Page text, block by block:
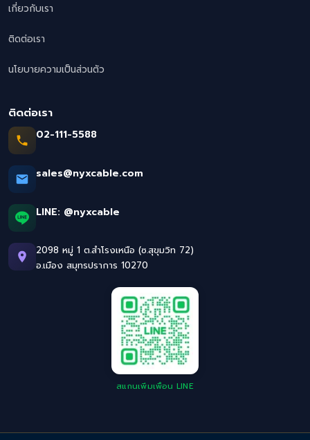
เกี่ยวกับเรา
ติดต่อเรา
นโยบายความเป็นส่วนตัว
ติดต่อเรา
02-111-5588
sales@nyxcable.com
LINE: @nyxcable
2098 หมู่ 1 ต.สำโรงเหนือ (ซ.สุขุมวิท 72)
อ.เมือง สมุทรปราการ 10270
สแกนเพิ่มเพื่อน LINE